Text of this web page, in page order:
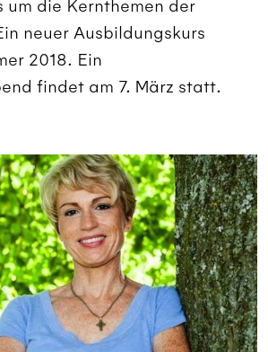
um die Kernthemen der
neuer Ausbildungskurs
2018. Ein
findet am 7. März statt.